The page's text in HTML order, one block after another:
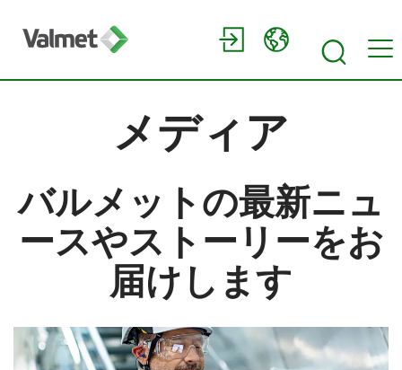
メディア
バルメットの最新ニュ
ースやストーリーをお
届けします